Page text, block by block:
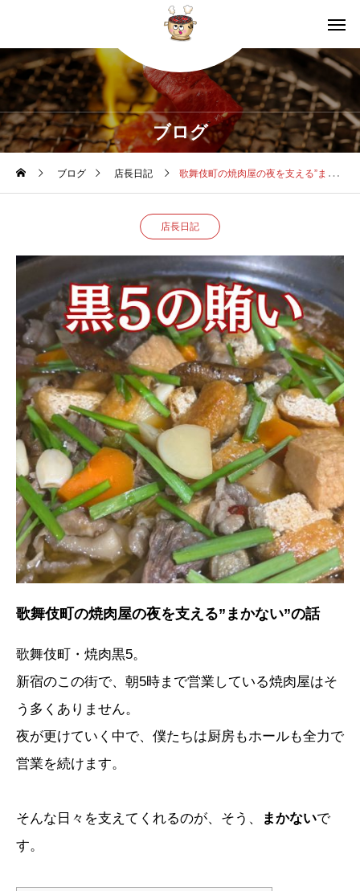
ブログ
ブログ 店長日記 歌舞伎町の焼肉屋の夜を支える”まかない”の話
店長日記
歌舞伎町の焼肉屋の夜を支える”まかない”の話
歌舞伎町・焼肉黒5。
新宿のこの街で、朝5時まで営業している焼肉屋はそ
う多くありません。
夜が更けていく中で、僕たちは厨房もホールも全力で
営業を続けます。
そんな日々を支えてくれるのが、そう、 まかないで
す。